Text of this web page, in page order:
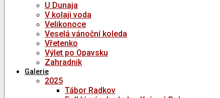
U Dunaja
V kolaji voda
Velikonoce
Veselá vánoční koleda
Vřetenko
Výlet po Opavsku
Zahradnik
Galerie
2025
Tábor Radkov